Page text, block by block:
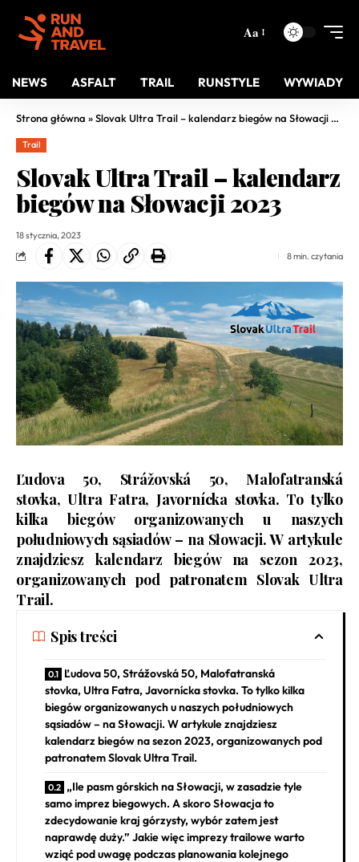
Aa
NEWS ASFALT TRAIL RUNSTYLE WYWIADY
Strona główna »Slovak Ultra Trail – kalendarz biegów na Słowacji 2023
Trail
Slovak Ultra Trail – kalendarz
biegów na Słowacji 2023
18 stycznia, 2023
8 min. czytania
Ľudova 50, Strážovská 50, Malofatranská
stovka, Ultra Fatra, Javornícka stovka. To tylko
kilka biegów organizowanych u naszych
południowych sąsiadów – na Słowacji. W artykule
znajdziesz kalendarz biegów na sezon 2023,
organizowanych pod patronatem Slovak Ultra
Trail.
Spis treści
Ľudova 50, Strážovská 50, Malofatranská
stovka, Ultra Fatra, Javornícka stovka. To tylko kilka
biegów organizowanych u naszych południowych
sąsiadów – na Słowacji. W artykule znajdziesz
kalendarz biegów na sezon 2023, organizowanych pod
patronatem Slovak Ultra Trail.
„Ile pasm górskich na Słowacji, w zasadzie tyle
samo imprez biegowych. A skoro Słowacja to
zdecydowanie kraj górzysty, wybór zatem jest
naprawdę duży.” Jakie więc imprezy trailowe warto
wziąć pod uwagę podczas planowania kolejnego